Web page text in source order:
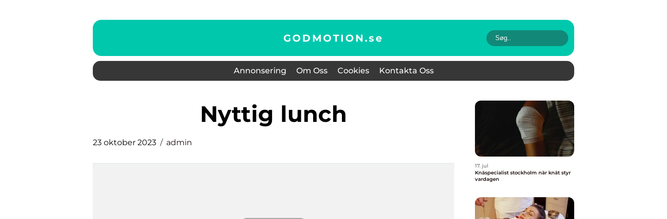
GODMOTION.se
Annonsering Om Oss Cookies Kontakta Oss
nyttig lunch
23 oktober 2023 admin
17. jul
Knäspecialist stockholm när knät styr
vardagen